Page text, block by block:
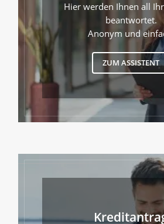
Hier werden Ihnen all
beantwortet.
Anonym und
ZUM ASSISTENT